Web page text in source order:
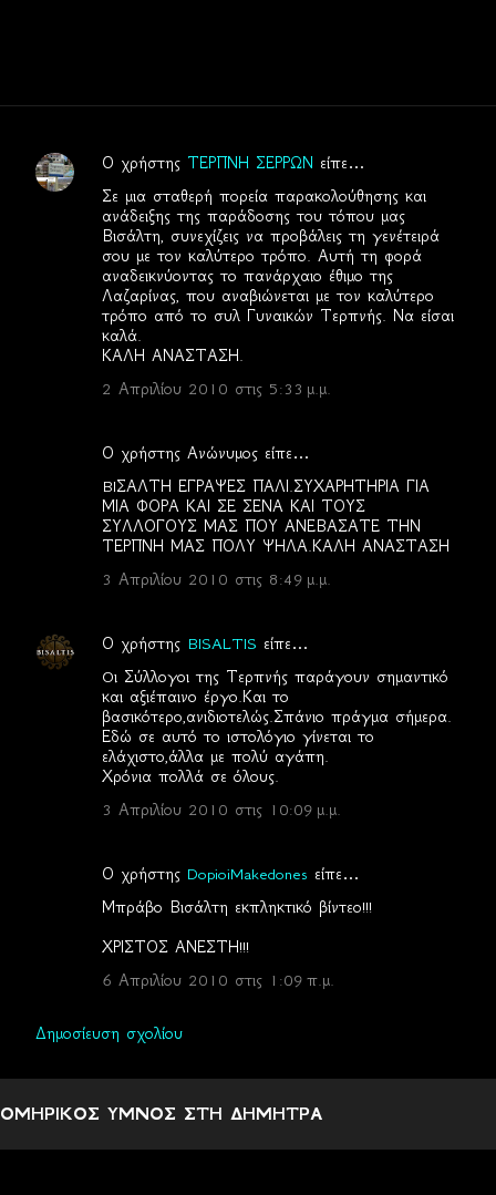
Σ
Ο χρήστης ΤΕΡΠΝΗ ΣΕΡΡΩΝ είπε…
Σε μια σταθερή πορεία παρακολούθησης και
ανάδειξης της παράδοσης του τόπου μας
Βισάλτη, συνεχίζεις να προβάλεις τη γενέτειρά
σου με τον καλύτερο τρόπο. Αυτή τη φορά
αναδεικνύοντας το πανάρχαιο έθιμο της
Λαζαρίνας, που αναβιώνεται με τον καλύτερο
τρόπο από το συλ Γυναικών Τερπνής. Να είσαι
καλά.
ΚΑΛΗ ΑΝΑΣΤΑΣΗ.
2 Απριλίου 2010 στις 5:33 μ.μ.
Ο χρήστης Ανώνυμος είπε…
BIΣΑΛΤΗ ΕΓΡΑΨΕΣ ΠΑΛΙ.ΣΥΧΑΡΗΤΗΡΙΑ ΓΙΑ
ΜΙΑ ΦΟΡΑ ΚΑΙ ΣΕ ΣΕΝΑ ΚΑΙ ΤΟΥΣ
ΣΥΛΛΟΓΟΥΣ ΜΑΣ ΠΟΥ ΑΝΕΒΑΣΑΤΕ ΤΗΝ
ΤΕΡΠΝΗ ΜΑΣ ΠΟΛΥ ΨΗΛΑ.ΚΑΛΗ ΑΝΑΣΤΑΣΗ
3 Απριλίου 2010 στις 8:49 μ.μ.
Ο χρήστης BISALTIS είπε…
Oι Σύλλογοι της Τερπνής παράγουν σημαντικό
και αξιέπαινο έργο.Και το
βασικότερο,ανιδιοτελώς.Σπάνιο πράγμα σήμερα.
Εδώ σε αυτό το ιστολόγιο γίνεται το
ελάχιστο,άλλα με πολύ αγάπη.
Χρόνια πολλά σε όλους.
3 Απριλίου 2010 στις 10:09 μ.μ.
Ο χρήστης DopioiMakedones είπε…
Μπράβο Βισάλτη εκπληκτικό βίντεο!!!
ΧΡΙΣΤΟΣ ΑΝΕΣΤΗ!!!
6 Απριλίου 2010 στις 1:09 π.μ.
Δημοσίευση σχολίου
ΟΜΗΡΙΚΟΣ ΥΜΝΟΣ ΣΤΗ ΔΗΜΗΤΡΑ